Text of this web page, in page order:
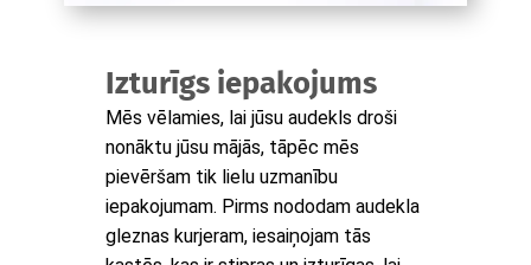
Izturīgs iepakojums
Mēs vēlamies, lai jūsu audekls droši
nonāktu jūsu mājās, tāpēc mēs
pievēršam tik lielu uzmanību
iepakojumam. Pirms nododam audekla
gleznas kurjeram, iesaiņojam tās